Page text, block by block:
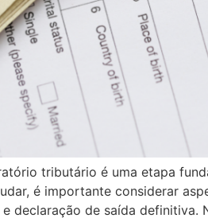
tributário é uma etapa
é importante considerar
declaração de saída